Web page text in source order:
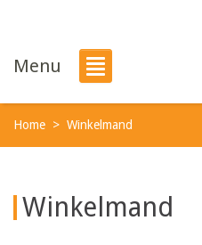
Menu
Home > Winkelmand
Winkelmand